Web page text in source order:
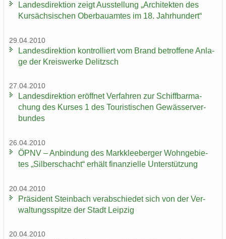
Lan­des­di­rek­ti­on zeigt Aus­stel­lung „Ar­chi­tek­ten des
Kur­säch­si­schen Ober­bau­am­tes im 18. Jahr­hun­dert“
29.04.2010
Lan­des­di­rek­ti­on kon­trol­liert vom Brand be­trof­fe­ne An­la­
ge der Kreis­wer­ke De­litzsch
27.04.2010
Lan­des­di­rek­ti­on er­öff­net Ver­fah­ren zur Schiff­bar­ma­
chung des Kur­ses 1 des Tou­ris­ti­schen Ge­wäs­ser­ver­
bun­des
26.04.2010
ÖPNV – An­bin­dung des Mark­klee­ber­ger Wohn­ge­bie­
tes „Sil­ber­schacht“ er­hält fi­nan­zi­el­le Un­ter­stüt­zung
20.04.2010
Prä­si­dent Stein­bach ver­ab­schie­det sich von der Ver­
wal­tungs­spit­ze der Stadt Leip­zig
20.04.2010